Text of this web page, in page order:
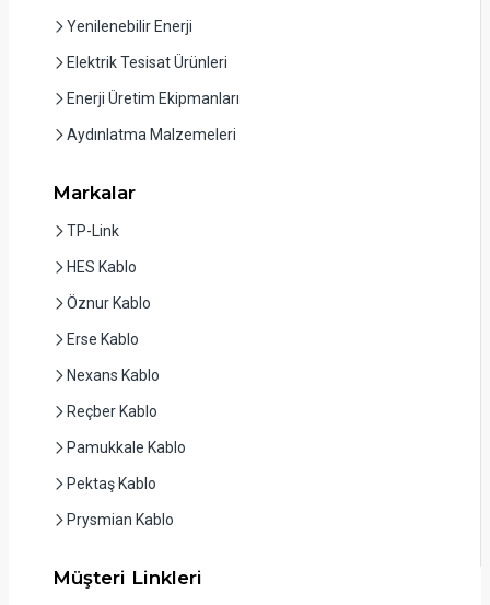
Yenilenebilir Enerji
Elektrik Tesisat Ürünleri
Enerji Üretim Ekipmanları
Aydınlatma Malzemeleri
Markalar
TP-Link
HES Kablo
Öznur Kablo
Erse Kablo
Nexans Kablo
Reçber Kablo
Pamukkale Kablo
Pektaş Kablo
Prysmian Kablo
Müşteri Linkleri